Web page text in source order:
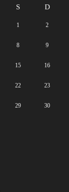
S D
1 2
8 9
15 16
22 23
29 30